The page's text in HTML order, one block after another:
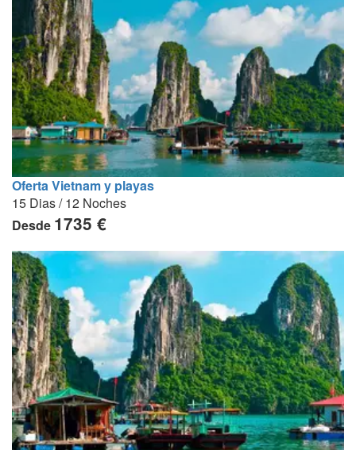
Oferta Vietnam y playas
15 Dias / 12 Noches
Desde 1735 €